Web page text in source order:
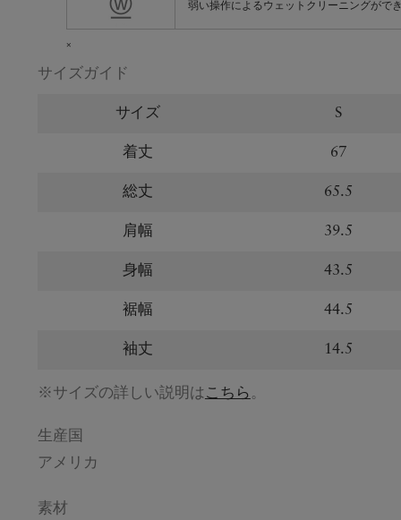
弱い操作によるウェットクリーニングがで
×
サイズガイド
サイズ S
着丈 67
総丈 65.5
肩幅 39.5
身幅 43.5
裾幅 44.5
袖丈 14.5
※サイズの詳しい説明は こちら 。
生産国
アメリカ
素材